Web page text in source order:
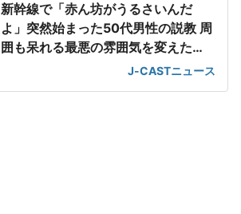
新幹線で「赤ん坊がうるさいんだ
よ」突然始まった50代男性の説教 周
囲も呆れる最悪の雰囲気を変えた
J-CASTニュース